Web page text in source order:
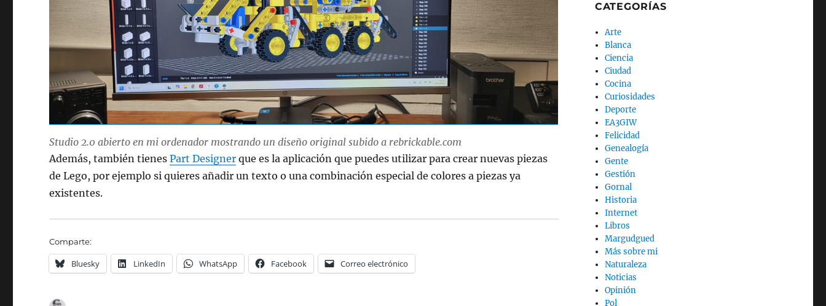
Studio 2.0 abierto en mi ordenador mostrando un diseño original subido a rebrickable.com
Además, también tienesPart Designer que es la aplicación que puedes utilizar para crear nuevas piezas
de Lego, por ejemplo si quieres añadir un texto o una combinación especial de colores a piezas ya
existentes.
Comparte:
Bluesky LinkedIn WhatsApp Facebook Correo electrónico
CATEGORÍAS
Arte
Blanca
Ciencia
Ciudad
Cocina
Curiosidades
Deporte
EA3GIW
Felicidad
Genealogía
Gente
Gestión
Gornal
Historia
Internet
Libros
Margudgued
Más sobre mi
Naturaleza
Noticias
Opinión
Pol